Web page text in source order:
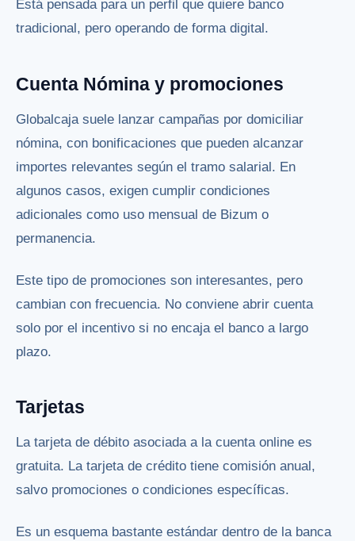
Está pensada para un perfil que quiere banco
tradicional, pero operando de forma digital.
Cuenta Nómina y promociones
Globalcaja suele lanzar campañas por domiciliar
nómina, con bonificaciones que pueden alcanzar
importes relevantes según el tramo salarial. En
algunos casos, exigen cumplir condiciones
adicionales como uso mensual de Bizum o
permanencia.
Este tipo de promociones son interesantes, pero
cambian con frecuencia. No conviene abrir cuenta
solo por el incentivo si no encaja el banco a largo
plazo.
Tarjetas
La tarjeta de débito asociada a la cuenta online es
gratuita. La tarjeta de crédito tiene comisión anual,
salvo promociones o condiciones específicas.
Es un esquema bastante estándar dentro de la banca